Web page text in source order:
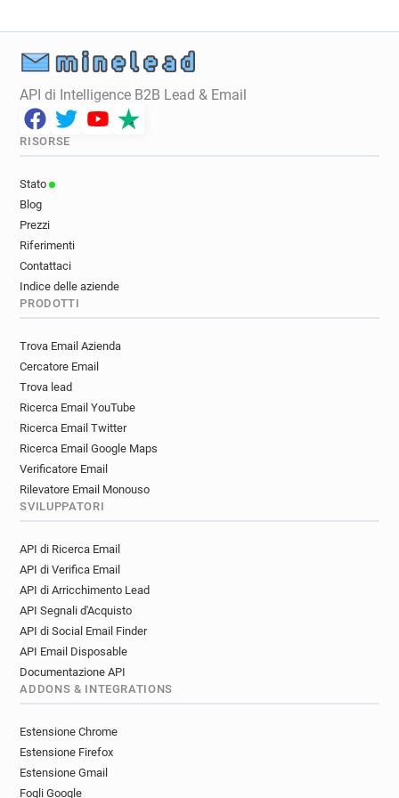
API di Intelligence B2B Lead & Email
RISORSE
Stato
Blog
Prezzi
Riferimenti
Contattaci
Indice delle aziende
PRODOTTI
Trova Email Azienda
Cercatore Email
Trova lead
Ricerca Email YouTube
Ricerca Email Twitter
Ricerca Email Google Maps
Verificatore Email
Rilevatore Email Monouso
SVILUPPATORI
API di Ricerca Email
API di Verifica Email
API di Arricchimento Lead
API Segnali d'Acquisto
API di Social Email Finder
API Email Disposable
Documentazione API
ADDONS & INTEGRATIONS
Estensione Chrome
Estensione Firefox
Estensione Gmail
Fogli Google